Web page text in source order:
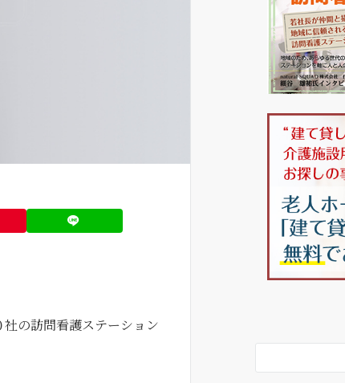
の訪問看護ステーション